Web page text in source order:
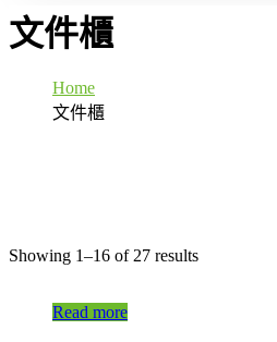
文件櫃
Home
文件櫃
Showing 1–16 of 27 results
Read more